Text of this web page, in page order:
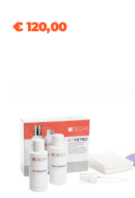
€ 120,00